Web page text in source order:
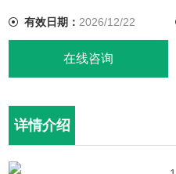
有效日期： 2026/12/22
在线咨询
详情介绍